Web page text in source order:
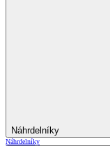
Náhrdelníky
Náhrdelníky